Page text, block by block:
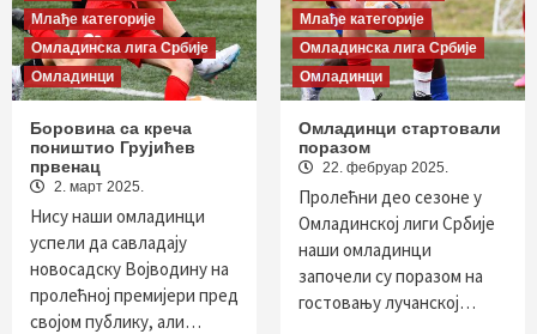
Млађе категорије
Омладинска лига Србије
Омладинци
Боровина са креча
поништио Грујићев
првенац
2. март 2025.
Нису наши омладинци
успели да савладају
новосадску Војводину на
пролећној премијери пред
својом публику, али…
Млађе категорије
Омладинска лига Србије
Омладинци
Омладинци стартовали
поразом
22. фебруар 2025.
Пролећни део сезоне у
Омладинској лиги Србије
наши омладинци
започели су поразом на
гостовању лучанској…